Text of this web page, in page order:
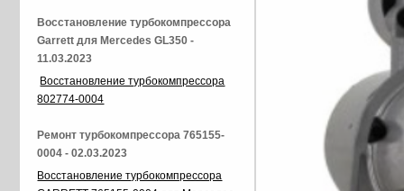
Восстановление турбокомпрессора
Garrett для Mercedes GL350 -
11.03.2023
Восстановление турбокомпрессора
802774-0004
Ремонт турбокомпрессора 765155-
0004 - 02.03.2023
Восстановление турбокомпрессора